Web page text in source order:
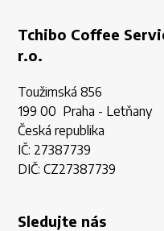
Tchibo Coffee
r.o.
Toužimská 856
199 00 Praha - Letňany
Česká republika
IČ: 27387739
DIČ: CZ27387739
Sledujte nás